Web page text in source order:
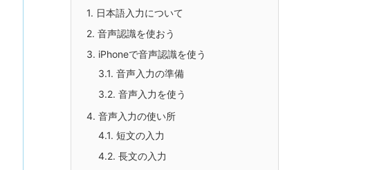
1. 日本語入力について
2. 音声認識を使おう
3. iPhoneで音声認識を使う
3.1. 音声入力の準備
3.2. 音声入力を使う
4. 音声入力の使い所
4.1. 短文の入力
4.2. 長文の入力